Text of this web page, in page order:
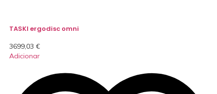
TASKI ergodisc omni
3699,03 €
Adicionar